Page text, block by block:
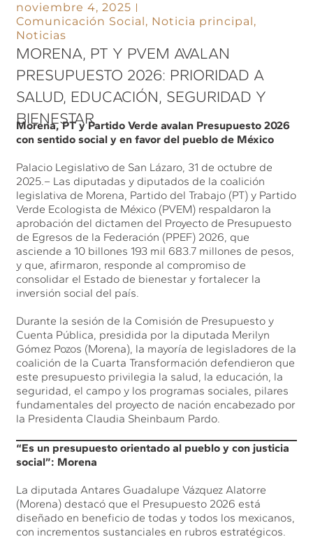
noviembre 4, 2025
Comunicación Social, Noticia principal,
Noticias
MORENA, PT Y PVEM AVALAN
PRESUPUESTO 2026: PRIORIDAD A
SALUD, EDUCACIÓN, SEGURIDAD Y
BIENESTAR
Morena, PT y Partido Verde avalan Presupuesto 2026
con sentido social y en favor del pueblo de México
Palacio Legislativo de San Lázaro, 31 de octubre de
2025.– Las diputadas y diputados de la coalición
legislativa de Morena, Partido del Trabajo (PT) y Partido
Verde Ecologista de México (PVEM) respaldaron la
aprobación del dictamen del Proyecto de Presupuesto
de Egresos de la Federación (PPEF) 2026, que
asciende a 10 billones 193 mil 683.7 millones de pesos,
y que, afirmaron, responde al compromiso de
consolidar el Estado de bienestar y fortalecer la
inversión social del país.
Durante la sesión de la Comisión de Presupuesto y
Cuenta Pública, presidida por la diputada Merilyn
Gómez Pozos (Morena), la mayoría de legisladores de la
coalición de la Cuarta Transformación defendieron que
este presupuesto privilegia la salud, la educación, la
seguridad, el campo y los programas sociales, pilares
fundamentales del proyecto de nación encabezado por
la Presidenta Claudia Sheinbaum Pardo.
“Es un presupuesto orientado al pueblo y con justicia
social”: Morena
La diputada Antares Guadalupe Vázquez Alatorre
(Morena) destacó que el Presupuesto 2026 está
diseñado en beneficio de todas y todos los mexicanos,
con incrementos sustanciales en rubros estratégicos.